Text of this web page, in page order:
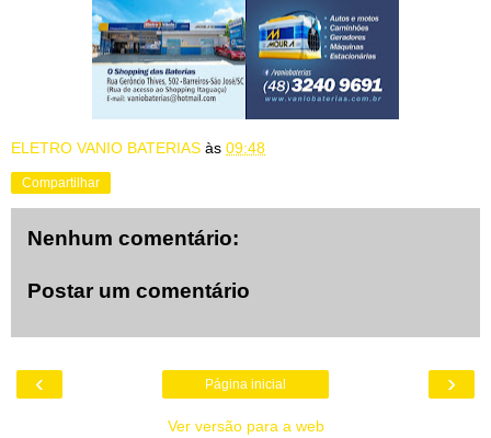
ELETRO VANIO BATERIAS às 09:48
Compartilhar
Nenhum comentário:
Postar um comentário
‹ ›
Página inicial
Ver versão para a web